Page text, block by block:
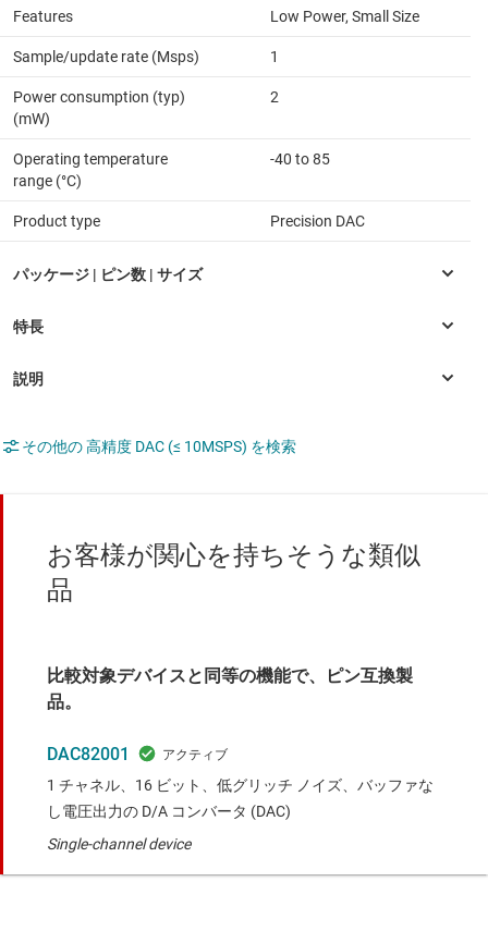
Features Low Power, Small Size
Sample/update rate (Msps) 1
Power consumption (typ)
(mW)
2
Operating temperature
range (°C)
-40 to 85
Product type Precision DAC
その他の 高精度 DAC (≤ 10MSPS) を検索
お客様が関心を持ちそうな類似
品
比較対象デバイスと同等の機能で、ピン互換製
品。
DAC82001
1 チャネル、16 ビット、低グリッチ ノイズ、バッファな
し電圧出力の D/A コンバータ (DAC)
Single-channel device